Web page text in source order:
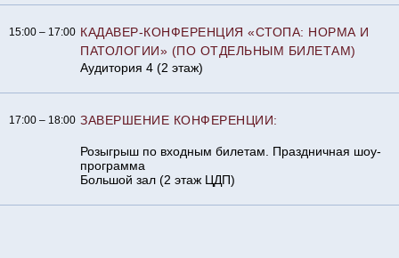
15:00 – 17:00 КАДАВЕР-КОНФЕРЕНЦИЯ «СТОПА: НОРМА И
ПАТОЛОГИИ» (ПО ОТДЕЛЬНЫМ БИЛЕТАМ)
Аудитория 4 (2 этаж)
17:00 – 18:00 ЗАВЕРШЕНИЕ КОНФЕРЕНЦИИ:
Розыгрыш по входным билетам. Праздничная шоу-
программа
Большой зал (2 этаж ЦДП)